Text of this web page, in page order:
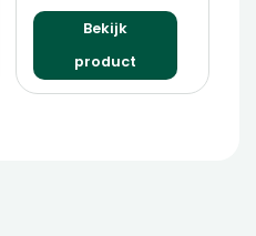
Bekijk
product